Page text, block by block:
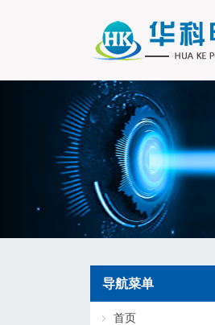
导航菜单
首页